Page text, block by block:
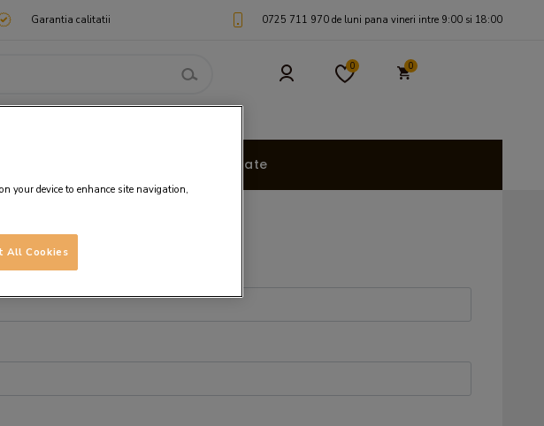
Garantia calitatii 0725 711 970 de luni pana vineri intre 9:00 si 18:00
0 0
Cadouri Personalizate
your device to enhance site navigation,
All Cookies